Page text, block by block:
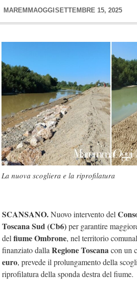
MAREMMAOGGI SETTEMBRE 15, 2025
La nuova scogliera e la riprofilatura
SCANSANO.Nuovo intervento del
Toscana Sud (Cb6)per garantire
delfiume Ombrone, nel territorio
finanziato dallaRegione Toscanacon un
euro, prevede il prolungamento della
riprofilatura della sponda destra del fiume.